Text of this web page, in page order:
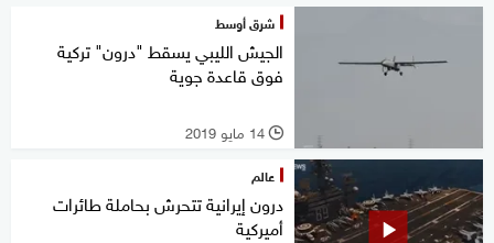
شرق أوسط
الجيش الليبي يسقط "درون" تركية
فوق قاعدة جوية
l 14 مايو 2019
عالم
درون إيرانية تتحرش بحاملة طائرات
أميركية